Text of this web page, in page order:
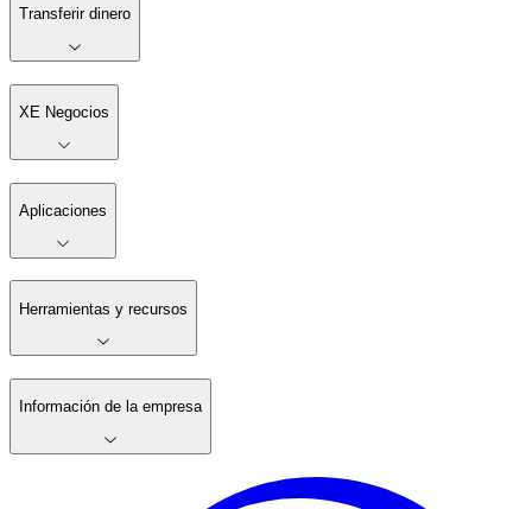
Transferir dinero
XE Negocios
Aplicaciones
Herramientas y recursos
Información de la empresa